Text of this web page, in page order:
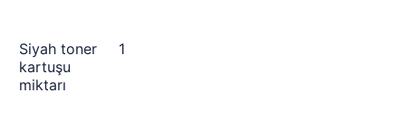
Siyah toner
kartuşu
miktarı
1